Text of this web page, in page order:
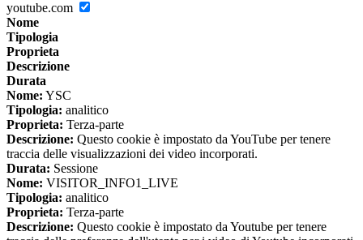
youtube.com
Nome
Tipologia
Proprieta
Descrizione
Durata
Nome: YSC
Tipologia: analitico
Proprieta: Terza-parte
Descrizione: Questo cookie è impostato da YouTube per tenere
traccia delle visualizzazioni dei video incorporati.
Durata: Sessione
Nome: VISITOR_INFO1_LIVE
Tipologia: analitico
Proprieta: Terza-parte
Descrizione: Questo cookie è impostato da Youtube per tenere